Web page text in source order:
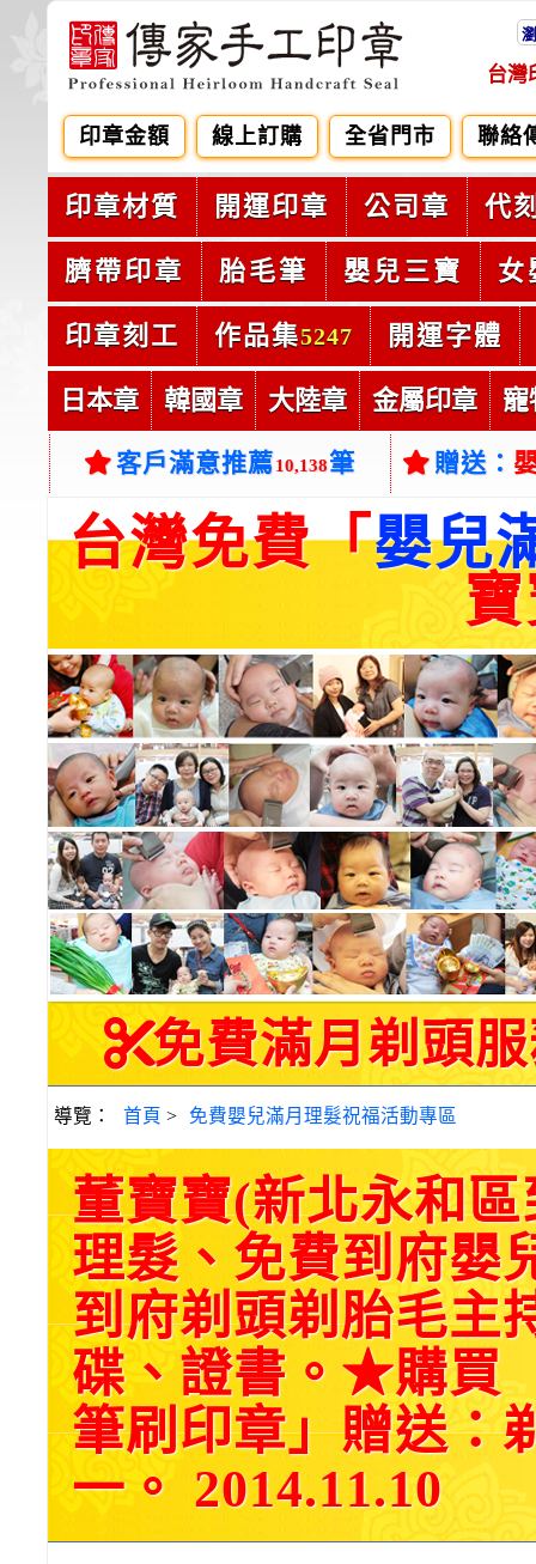
台灣
印章金額 線上訂購 全省門市 聯絡
印章材質 開運印章 公司章 代
臍帶印章 胎毛筆 嬰兒三寶 女
印章刻工 作品集5247 開運字體
日本章 韓國章 大陸章 金屬印章 寵
客戶滿意推薦10,138筆 贈送：
台灣免費「嬰兒
免費滿月剃頭服
導覽： 首頁 > 免費嬰兒滿月理髮祝福活動專區
董寶寶(新北永和
理髮、免費到府嬰
到府剃頭剃胎毛主
碟、證書。★購買
筆刷印章」贈送：
一。 2014.11.10